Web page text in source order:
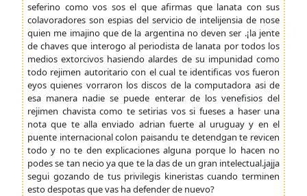
seferino como vos sos el que afirmas que lanata con sus
colavoradores son espias del servicio de intelijensia de nose
quien me imajino que de la argentina no deven ser .¡la jente
de chaves que interogo al periodista de lanata por todos los
medios extorcivos hasiendo alardes de su impunidad como
todo rejimen autoritario con el cual te identificas vos fueron
eyos quienes vorraron los discos de la computadora asi de
esa manera nadie se puede enterar de los venefisios del
rejimen chavista como te setirias vos si fueses a haser una
nota que te alla enviado adrian fuerte al uruguay y en el
puente internacional colon paisandu te detendgan te revicen
todo y no te den explicaciones alguna porque lo hacen no
podes se tan necio ya que te la das de un gran intelectual.jajja
segui gozando de tus privilegis kineristas cuando terminen
esto despotas que vas ha defender de nuevo?